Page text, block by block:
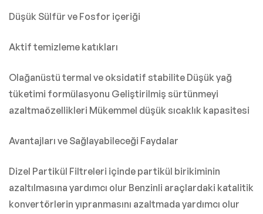
Düşük Sülfür ve Fosfor içeriği
Aktif temizleme katıkları
Olağanüstü termal ve oksidatif stabilite Düşük yağ
tüketimi formülasyonu Geliştirilmiş sürtünmeyi
azaltmaözellikleri Mükemmel düşük sıcaklık kapasitesi
Avantajları ve Sağlayabileceği Faydalar
Dizel Partikül Filtreleri içinde partikül birikiminin
azaltılmasına yardımcı olur Benzinli araçlardaki katalitik
konvertörlerin yıpranmasını azaltmada yardımcı olur